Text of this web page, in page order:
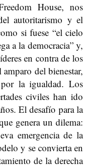
House, nos
autoritarismo y el
si fuese “el cielo
a la democracia” y,
en contra de los
del bienestar,
la igualdad. Los
civiles han ido
El desafío para la
genera un dilema:
emergencia de la
y se convierta en
de la derecha